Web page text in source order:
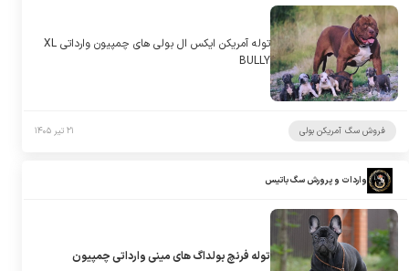
توله آمریکن ایکس ال بولی های چمپیون وارداتی XL
BULLY
فروش سگ آمریکن بولی ۲۱ تیر ۱۴۰۵
واردات و پرورش سگ باتیس
توله فرنچ بولداگ های مینی وارداتی چمپیون